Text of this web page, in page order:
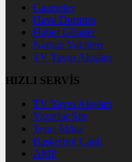
Gazeteler
Hava Durumu
Haber Gönder
Namaz Vakitleri
TV Yayın Akışları
HIZLI SERVİS
TV Yayın Akışları
Yazarlar Site
Tenis İddaa
Basketbol Canlı
AMP